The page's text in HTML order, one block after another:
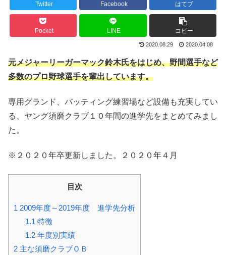
Twitter Facebook はてブ
Pocket LINE コピー
2020.08.29 2020.04.08
元メジャーリーガーマック鈴木氏をはじめ、野間選手など
多数のプロ野球選手を輩出しています。
専用グランド、バッティング練習場など設備も充実してい
る、ヤング須磨クラブ１０年間の進学先をまとめてみまし
た。
※２０２０年卒更新しました。２０２０年４月
目次
1 2009年度～2019年度 進学先分析
1.1 特徴
1.2年度別実績
2 主な須磨クラブＯＢ